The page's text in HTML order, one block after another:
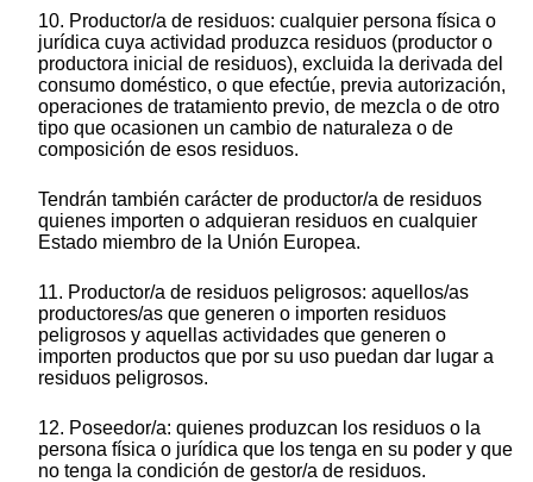
10. Productor/a de residuos: cualquier persona física o
jurídica cuya actividad produzca residuos (productor o
productora inicial de residuos), excluida la derivada del
consumo doméstico, o que efectúe, previa autorización,
operaciones de tratamiento previo, de mezcla o de otro
tipo que ocasionen un cambio de naturaleza o de
composición de esos residuos.
Tendrán también carácter de productor/a de residuos
quienes importen o adquieran residuos en cualquier
Estado miembro de la Unión Europea.
11. Productor/a de residuos peligrosos: aquellos/as
productores/as que generen o importen residuos
peligrosos y aquellas actividades que generen o
importen productos que por su uso puedan dar lugar a
residuos peligrosos.
12. Poseedor/a: quienes produzcan los residuos o la
persona física o jurídica que los tenga en su poder y que
no tenga la condición de gestor/a de residuos.